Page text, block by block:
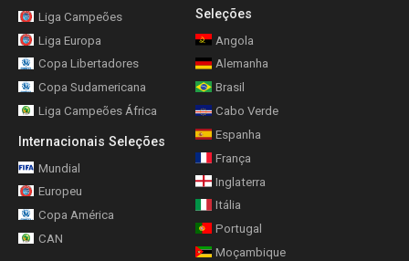
Liga Campeões
Liga Europa
Copa Libertadores
Copa Sudamericana
Liga Campeões África
Internacionais Seleções
Mundial
Europeu
Copa América
CAN
Seleções
Angola
Alemanha
Brasil
Cabo Verde
Espanha
França
Inglaterra
Itália
Portugal
Moçambique